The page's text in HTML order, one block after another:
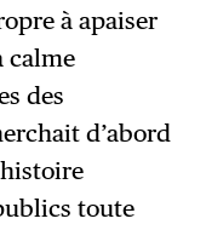
à apaiser
calme
des
d’abord
toute